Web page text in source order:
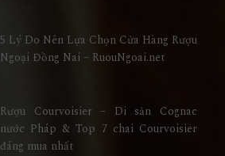
5 Lý Do Nên Lựa Chọn Cửa Hàng Rượu
Ngoại Đồng Nai – RuouNgoai.net
Rượu Courvoisier – Di sản Cognac
nước Pháp & Top 7 chai Courvoisier
đáng mua nhất